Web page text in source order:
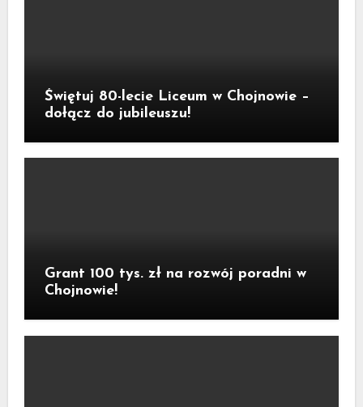
Świętuj 80-lecie Liceum w Chojnowie –
dołącz do jubileuszu!
Grant 100 tys. zł na rozwój poradni w
Chojnowie!